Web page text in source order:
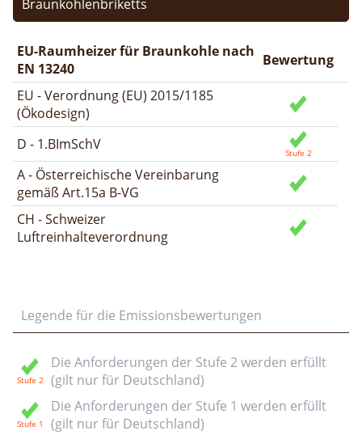
Braunkohlenbriketts
EU-Raumheizer für Braunkohle nach
EN 13240
Bewertung
EU - Verordnung (EU) 2015/1185
(Ökodesign)
D - 1.BImSchV
A - Österreichische Vereinbarung
gemäß Art.15a B-VG
CH - Schweizer
Luftreinhalteverordnung
Legende für die Emissionsbewertungen
Die Anforderungen der Stufe 2 werden erfüllt
(gilt nur für Deutschland)
Die Anforderungen der Stufe 1 werden erfüllt
(gilt nur für Deutschland)